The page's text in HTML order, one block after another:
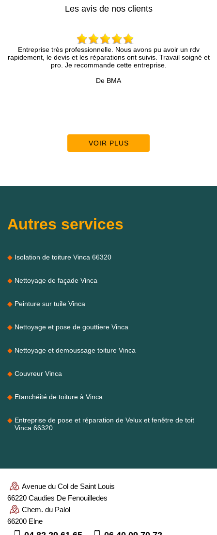
Les avis de nos clients
Entreprise très professionnelle. Nous avons pu avoir un rdv
le devis et les réparations ont suivis. Travail soigné et
pro. Je recommande cette entreprise.
De BMA
VOIR PLUS
Autres services
Isolation de toiture Vinca 66320
Nettoyage de façade Vinca
Peinture sur tuile Vinca
Nettoyage et pose de gouttiere Vinca
Nettoyage et demoussage toiture Vinca
Couvreur Vinca
Etanchéité de toiture à Vinca
Entreprise de pose et réparation de Velux et fenêtre de toit
Vinca 66320
Avenue du Col de Saint Louis
66220 Caudies De Fenouilledes
Chem. du Palol
66200 Elne